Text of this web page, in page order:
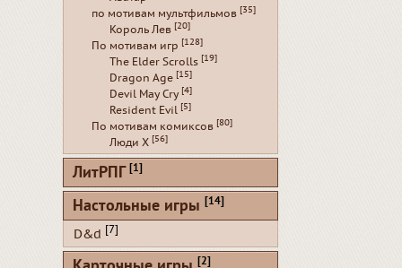
по мотивам мультфильмов [35]
Король Лев [20]
По мотивам игр [128]
The Elder Scrolls [19]
Dragon Age [15]
Devil May Cry [4]
Resident Evil [5]
По мотивам комиксов [80]
Люди Х [56]
ЛитРПГ [1]
Настольные игры [14]
D&d [7]
[2]